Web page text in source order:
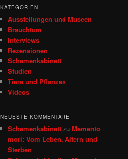
h
KATEGORIEN
Ausstellungen und Museen
Brauchtum
Interviews
Rezensionen
Schemenkabinett
Studien
Tiere und Pflanzen
Videos
NEUESTE KOMMENTARE
Schemenkabinett zu Memento
mori: Vom Leben, Altern und
Sterben